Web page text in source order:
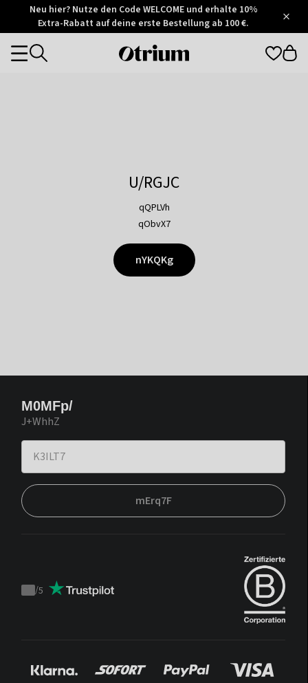
Otrium
Trustpilot
Neu hier? Nutze den Code WELCOME und erhalte 10%
Extra-Rabatt auf deine erste Bestellung ab 100 €.
Otrium
Categories
U/RGJC
qQPLVh
qObvX7
nYKQKg
M0MFp/
J+WhhZ
mErq7F
Trustpilot
/5